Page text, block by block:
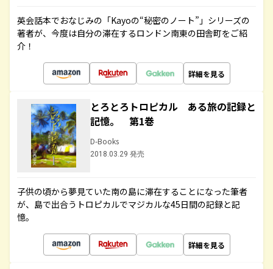
英会話本でおなじみの「Kayoの“秘密のノート”」シリーズの
著者が、今度は自分の滞在するロンドン南東の田舎町をご紹
介！
詳細を見る
とろとろトロピカル ある旅の記録と
記憶。 第1巻
D-Books
2018.03.29 発売
子供の頃から夢見ていた南の島に滞在することになった筆者
が、島で出合うトロピカルでマジカルな45日間の記録と記
憶。
詳細を見る